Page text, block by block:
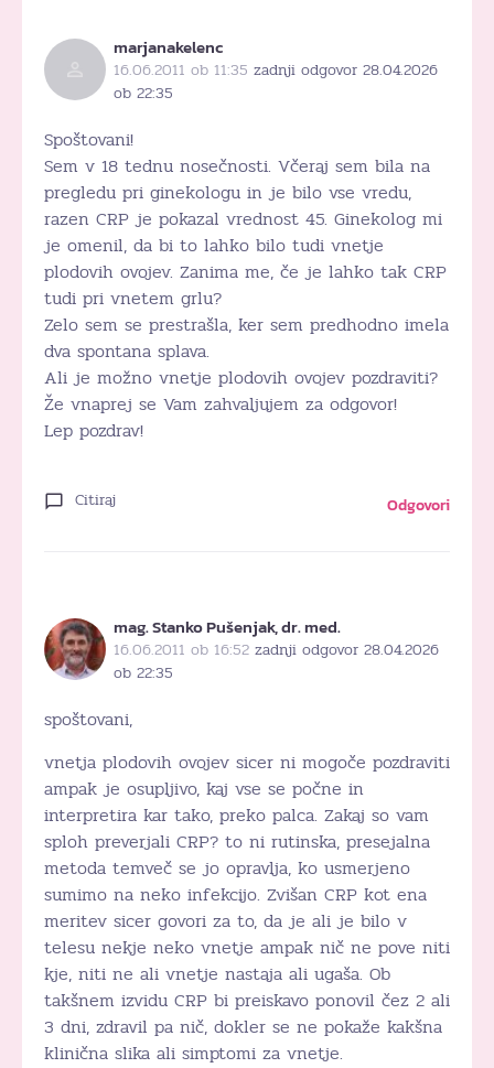
marjanakelenc
16.06.2011 ob 11:35 zadnji odgovor 28.04.2026
ob 22:35
Spoštovani!
Sem v 18 tednu nosečnosti. Včeraj sem bila na
pregledu pri ginekologu in je bilo vse vredu,
razen CRP je pokazal vrednost 45. Ginekolog mi
je omenil, da bi to lahko bilo tudi vnetje
plodovih ovojev. Zanima me, če je lahko tak CRP
tudi pri vnetem grlu?
Zelo sem se prestrašla, ker sem predhodno imela
dva spontana splava.
Ali je možno vnetje plodovih ovojev pozdraviti?
Že vnaprej se Vam zahvaljujem za odgovor!
Lep pozdrav!
Citiraj Odgovori
mag. Stanko Pušenjak, dr. med.
16.06.2011 ob 16:52 zadnji odgovor 28.04.2026
ob 22:35
spoštovani,
vnetja plodovih ovojev sicer ni mogoče pozdraviti
ampak je osupljivo, kaj vse se počne in
interpretira kar tako, preko palca. Zakaj so vam
sploh preverjali CRP? to ni rutinska, presejalna
metoda temveč se jo opravlja, ko usmerjeno
sumimo na neko infekcijo. Zvišan CRP kot ena
meritev sicer govori za to, da je ali je bilo v
telesu nekje neko vnetje ampak nič ne pove niti
kje, niti ne ali vnetje nastaja ali ugaša. Ob
takšnem izvidu CRP bi preiskavo ponovil čez 2 ali
3 dni, zdravil pa nič, dokler se ne pokaže kakšna
klinična slika ali simptomi za vnetje.